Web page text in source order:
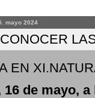
mayo 2024
CONOCER
EN
16 de mayo,